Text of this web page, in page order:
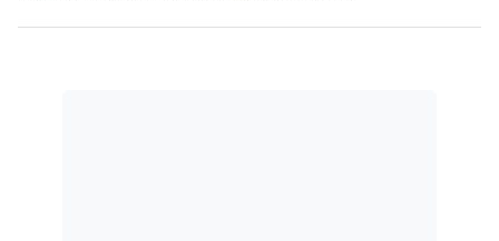
mais práticas forem as tarefas a serem